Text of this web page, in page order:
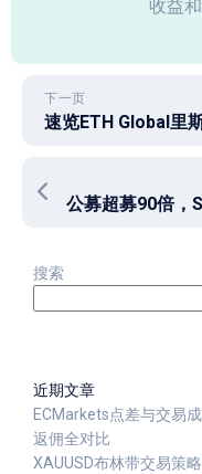
收益
下一页
速览ETH Global里
搜索
近期文章
ECMarkets点差与交易
返佣全对比
XAUUSD布林带交易策